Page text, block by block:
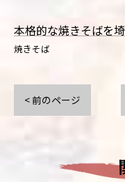
本格的な焼きそばを
焼きそば
< 前のページ